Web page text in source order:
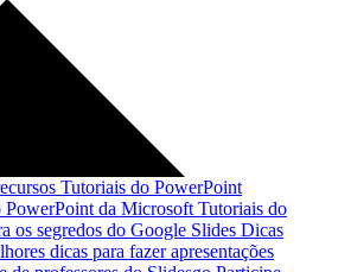
Tutoriais do PowerPoint
PowerPoint da Microsoft Tutoriais do
os segredos do Google Slides Dicas
dicas para fazer apresentações